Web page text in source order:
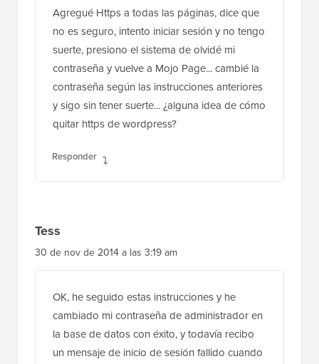
Agregué Https a todas las páginas, dice que
no es seguro, intento iniciar sesión y no tengo
suerte, presiono el sistema de olvidé mi
contraseña y vuelve a Mojo Page... cambié la
contraseña según las instrucciones anteriores
y sigo sin tener suerte... ¿alguna idea de cómo
quitar https de wordpress?
Responder
Tess
30 de nov de 2014 a las 3:19 am
OK, he seguido estas instrucciones y he
cambiado mi contraseña de administrador en
la base de datos con éxito, y todavía recibo
un mensaje de inicio de sesión fallido cuando